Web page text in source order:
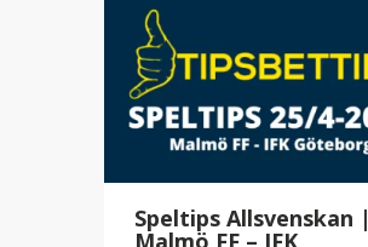
Speltips Allsvenskan |
Malmö FF – IFK